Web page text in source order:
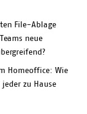
File-Ablage
neue
Homeoffice: Wie
zu Hause